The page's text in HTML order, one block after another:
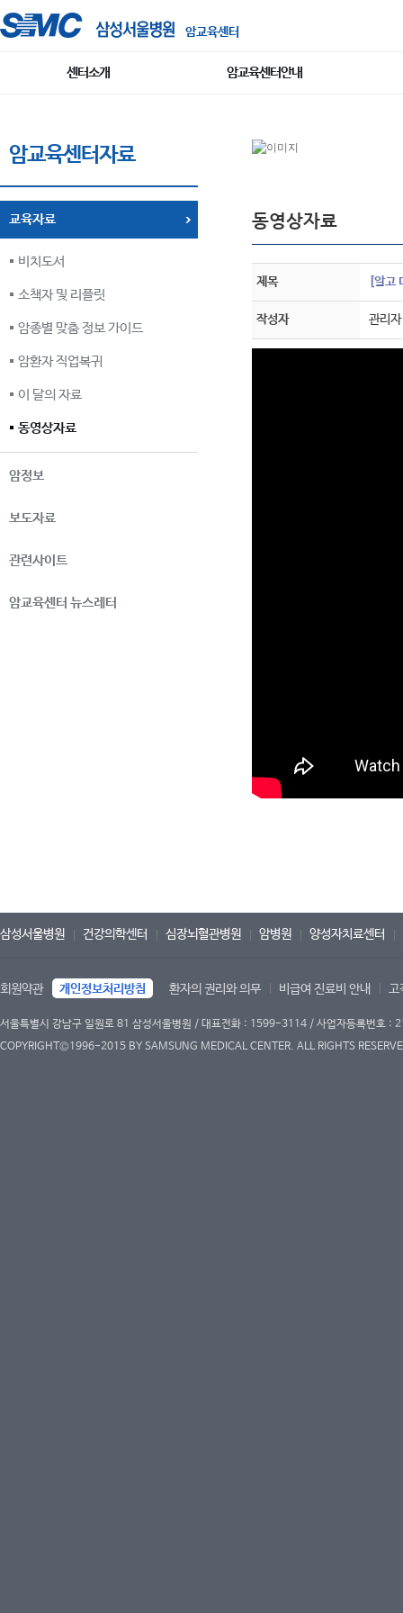
암교육센터
센터소개 암교육센터안내
암교육센터자료
교육자료
비치도서
소책자 및 리플릿
암종별 맞춤 정보 가이드
암환자 직업복귀
이 달의 자료
동영상자료
암정보
보도자료
관련사이트
암교육센터 뉴스레터
동영상자료
제목 [알고
작성자 관리자
삼성서울병원 건강의학센터 심장뇌혈관병원 암병원 양성자치료센터
회원약관 개인정보처리방침 환자의 권리와 의무 비급여 진료비 안내 고
서울특별시 강남구 일원로 81 삼성서울병원 / 대표전화 : 1599-3114 / 사업자등록번호
COPYRIGHT©1996-2015 BY SAMSUNG MEDICAL CENTER. ALL RIGHTS